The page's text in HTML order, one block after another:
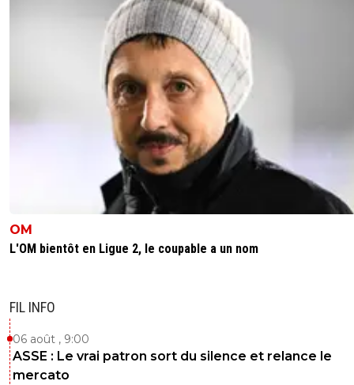
OM
L'OM bientôt en Ligue 2, le coupable a un nom
FIL INFO
06 août , 9:00
ASSE : Le vrai patron sort du silence et relance le
mercato